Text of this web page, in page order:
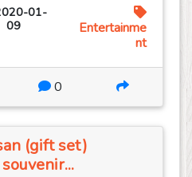
01-
09
Entertainme
nt
0
(gift set)